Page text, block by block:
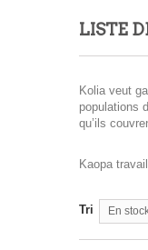
LISTE
Kolia veut
populations
qu’ils
Kaopa
Tri En